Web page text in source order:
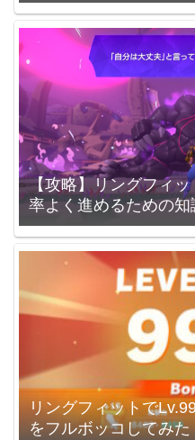
【攻略】リングフィ
率よく進めるための知
リングフィットで
をフルボッコしてみた